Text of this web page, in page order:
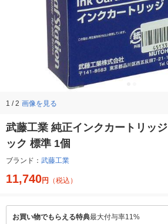
1 / 2 画像を見る
武藤工業 純正インクカートリッ
ック 標準 1個
ブランド： 武藤工業
11,740円 （税込）
お買い物でもらえる特典最大付与率11%